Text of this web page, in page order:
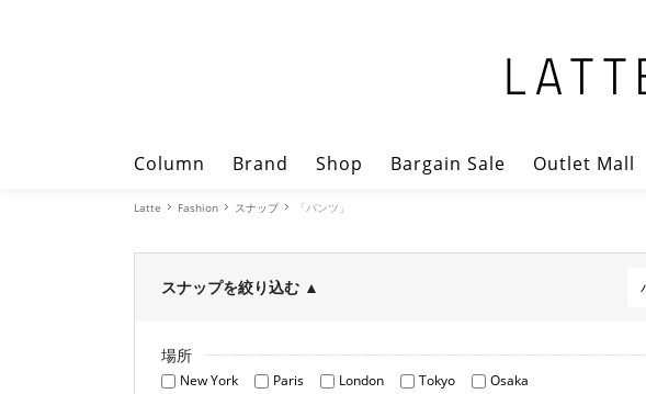
Column Brand Shop Bargain Sale Outlet Mall
Latte Fashion スナップ 「パンツ」
スナップを絞り込む ▲
場所
New York Paris London Tokyo Osaka